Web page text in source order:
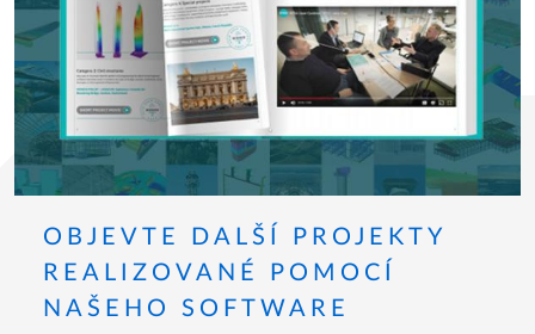
OBJEVTE DALŠÍ PROJEKTY
REALIZOVANÉ POMOCÍ
NAŠEHO SOFTWARE